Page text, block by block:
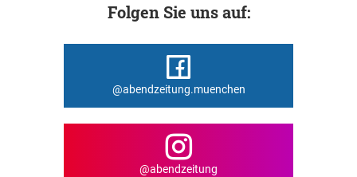
Folgen Sie uns auf:
@abendzeitung.muenchen
@abendzeitung